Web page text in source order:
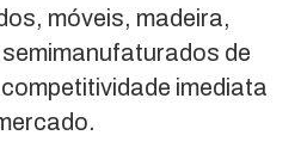
móveis, madeira,
de
imediata